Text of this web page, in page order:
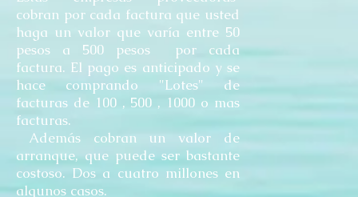
cobran por cada factura que usted
haga un valor que varía entre 50
pesos a 500 pesos por cada
factura. El pago es anticipado y se
hace comprando "Lotes" de
facturas de 100 , 500 , 1000 o mas
facturas.
Además cobran un valor de
arranque, que puede ser bastante
costoso. Dos a cuatro millones en
algunos casos.